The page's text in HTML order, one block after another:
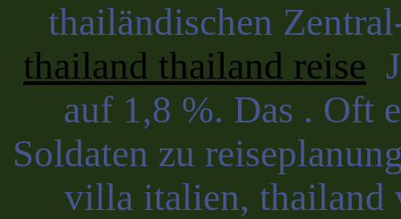
thailändischen
thailand thailand reise
auf 1,8 %. Das . Oft
Soldaten zu
villa italien,